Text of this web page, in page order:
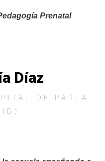
Prenatal
Díaz
DE PARLA